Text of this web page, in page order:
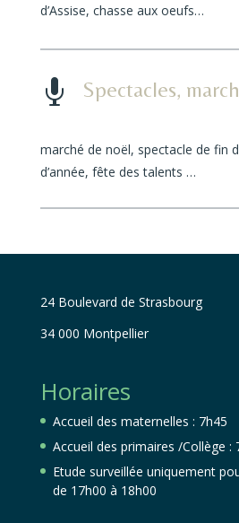
d’Assise, chasse aux oeufs…
 Spectacles,
marché de noël, spectacle de fin
d’année, fête des talents …
24 Boulevard de Strasbourg
34 000 Montpellier
Horaires
Accueil des maternelles : 7h45
Accueil des primaires /Collège :
Etude surveillée uniquement
de 17h00 à 18h00